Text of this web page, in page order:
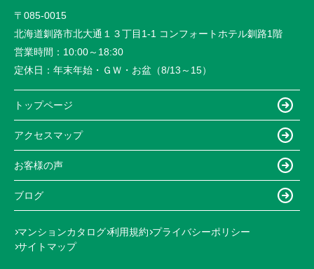
〒085-0015
北海道釧路市北大通１３丁目1-1 コンフォートホテル釧路1階
営業時間： 10:00～18:30
定休日： 年末年始・ＧＷ・お盆（8/13～15）
トップページ
アクセスマップ
お客様の声
ブログ
マンションカタログ 利用規約 プライバシーポリシー
サイトマップ